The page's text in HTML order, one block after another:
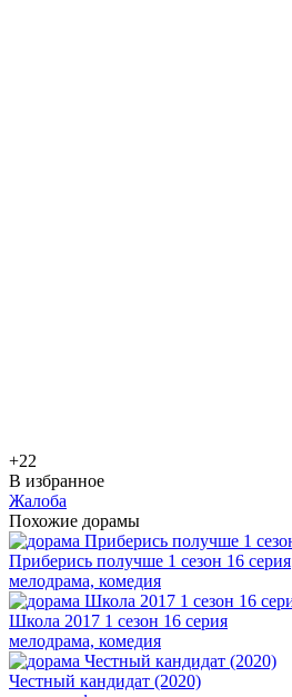
+22
В избранное
Жалоба
Похожие дорамы
Приберись получше 1 сезон 16 серия
мелодрама, комедия
Школа 2017 1 сезон 16 серия
мелодрама, комедия
Честный кандидат (2020)